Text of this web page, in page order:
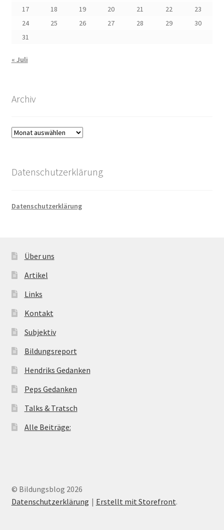
17
18 19 20 21 22
23
24
25 26 27 28 29
30
31
« Juli
Archiv
Archiv
Datenschutzerklärung
Datenschutzerklärung
Über uns
Artikel
Links
Kontakt
Subjektiv
Bildungsreport
Hendriks Gedanken
Peps Gedanken
Talks & Tratsch
Alle Beiträge:
© Bildungsblog 2026
Datenschutzerklärung
Erstellt mit Storefront.